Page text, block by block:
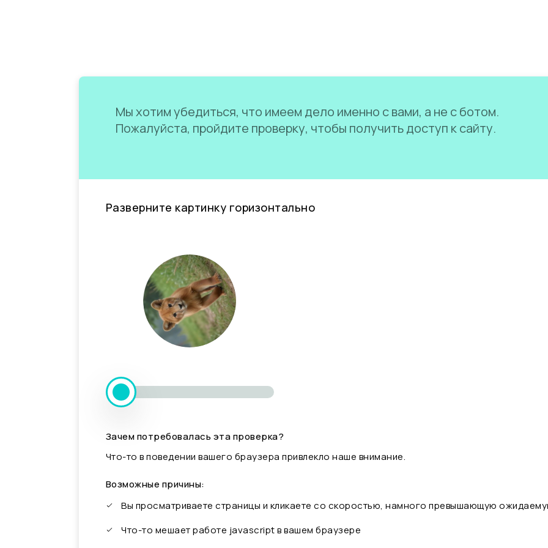
Мы хотим убедиться, что имеем дело именно с вами, а не с ботом.
Пожалуйста, пройдите проверку, чтобы получить доступ к сайту.
Разверните картинку горизонтально
Зачем потребовалась эта проверка?
Что-то в поведении вашего браузера привлекло наше внимание.
Возможные причины:
Вы просматриваете страницы и кликаете со скоростью, намного превышающую
Что-то мешает работе javascript в вашем браузере